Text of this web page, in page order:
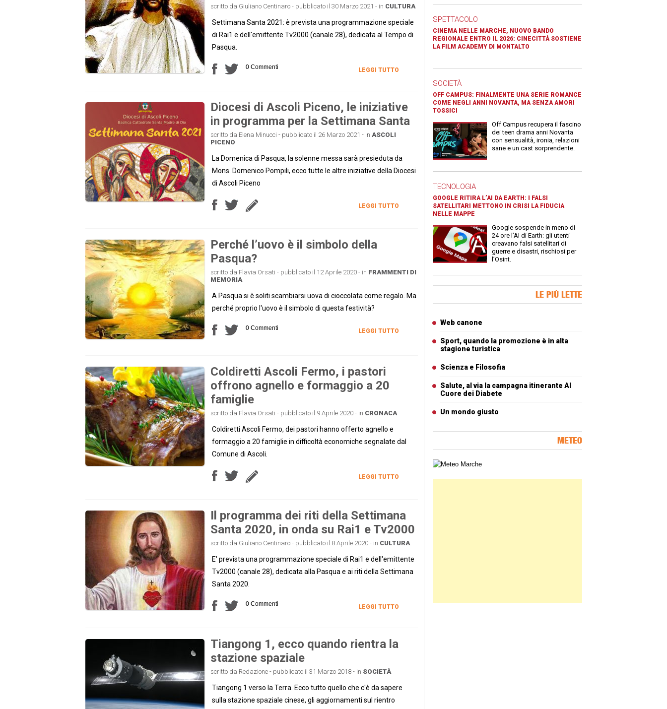
scritto da Giuliano Centinaro - pubblicato il 30 Marzo 2021 - in CULTURA
Settimana Santa 2021: è prevista una programmazione speciale
di Rai1 e dell'emittente Tv2000 (canale 28), dedicata al Tempo di
Pasqua.
0 Commenti LEGGI TUTTO
Diocesi di Ascoli Piceno, le iniziative
in programma per la Settimana Santa
scritto da Elena Minucci - pubblicato il 26 Marzo 2021 - in ASCOLI
PICENO
La Domenica di Pasqua, la solenne messa sarà presieduta da
Mons. Domenico Pompili, ecco tutte le altre iniziative della Diocesi
di Ascoli Piceno
LEGGI TUTTO
Perché l’uovo è il simbolo della
Pasqua?
scritto da Flavia Orsati - pubblicato il 12 Aprile 2020 - in FRAMMENTI DI
MEMORIA
A Pasqua si è soliti scambiarsi uova di cioccolata come regalo. Ma
perché proprio l'uovo è il simbolo di questa festività?
0 Commenti LEGGI TUTTO
Coldiretti Ascoli Fermo, i pastori
offrono agnello e formaggio a 20
famiglie
scritto da Flavia Orsati - pubblicato il 9 Aprile 2020 - in CRONACA
Coldiretti Ascoli Fermo, dei pastori hanno offerto agnello e
formaggio a 20 famiglie in difficoltà economiche segnalate dal
Comune di Ascoli.
LEGGI TUTTO
Il programma dei riti della Settimana
Santa 2020, in onda su Rai1 e Tv2000
scritto da Giuliano Centinaro - pubblicato il 8 Aprile 2020 - in CULTURA
E' prevista una programmazione speciale di Rai1 e dell'emittente
Tv2000 (canale 28), dedicata alla Pasqua e ai riti della Settimana
Santa 2020.
0 Commenti LEGGI TUTTO
Tiangong 1, ecco quando rientra la
stazione spaziale
scritto da Redazione - pubblicato il 31 Marzo 2018 - in SOCIETÀ
Tiangong 1 verso la Terra. Ecco tutto quello che c'è da sapere
sulla stazione spaziale cinese, gli aggiornamenti sul rientro
SPETTACOLO
CINEMA NELLE MARCHE, NUOVO BANDO
REGIONALE ENTRO IL 2026: CINECITTÀ SOSTIENE
LA FILM ACADEMY DI MONTALTO
SOCIETÀ
OFF CAMPUS: FINALMENTE UNA SERIE ROMANCE
COME NEGLI ANNI NOVANTA, MA SENZA AMORI
TOSSICI
Off Campus recupera il fascino
dei teen drama anni Novanta
con sensualità, ironia, relazioni
sane e un cast sorprendente.
TECNOLOGIA
GOOGLE RITIRA L’AI DA EARTH: I FALSI
SATELLITARI METTONO IN CRISI LA FIDUCIA
NELLE MAPPE
Google sospende in meno di
24 ore l’AI di Earth: gli utenti
creavano falsi satellitari di
guerre e disastri, rischiosi per
l’Osint.
LE PIÙ LETTE
Web canone
Sport, quando la promozione è in alta
stagione turistica
Scienza e Filosofia
Salute, al via la campagna itinerante Al
Cuore dei Diabete
Un mondo giusto
METEO
Carta meteorologica delle Marche